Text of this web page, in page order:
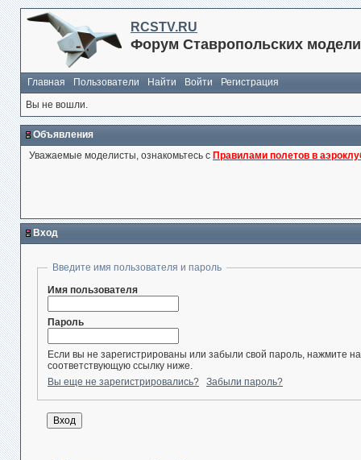
RCSTV.RU
Форум Ставропольских
Главная Пользователи Найти Войти
Регистрация
Вы не вошли.
Объявления
Уважаемые моделисты, ознакомьтесь с Правилами полетов в
Вход
Введите имя пользователя и пароль
Имя пользователя
Пароль
Если вы не зарегистрированы или забыли свой пароль, нажмите на
соответствующую ссылку ниже.
Вы еще не зарегистрировались?
Забыли пароль?